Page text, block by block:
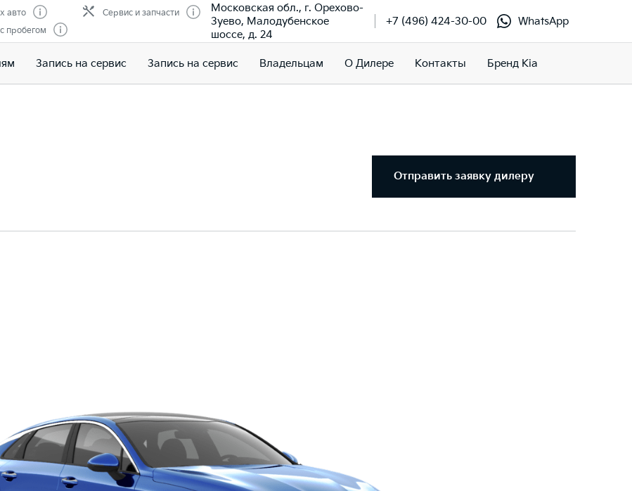
авто
пробегом
Сервис и запчасти
Московская обл., г. Орехово-
Зуево, Малодубенское
шоссе, д. 24
+7 (496) 424-30-00 WhatsApp
Запись на сервис Запись на сервис Владельцам О Дилере Контакты Бренд Kia
Отправить заявку дилеру